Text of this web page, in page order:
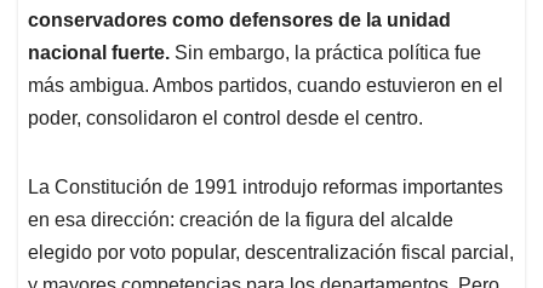
conservadores como defensores de la unidad
nacional fuerte. Sin embargo, la práctica política fue
más ambigua. Ambos partidos, cuando estuvieron en el
poder, consolidaron el control desde el centro.
La Constitución de 1991 introdujo reformas importantes
en esa dirección: creación de la figura del alcalde
elegido por voto popular, descentralización fiscal parcial,